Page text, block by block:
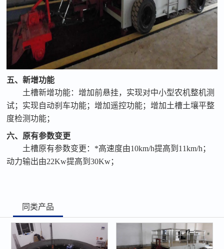
五、新增功能
土槽新增功能：增加前悬挂，实现对中小型农机整机测
试；实现自动刹车功能；增加遥控功能；增加土槽土壤平整
度检测功能；
六、原有参数变更
土槽原有参数变更：*高速度由10km/h提高到11km/h；
动力输出由22Kw提高到30Kw；
同类产品